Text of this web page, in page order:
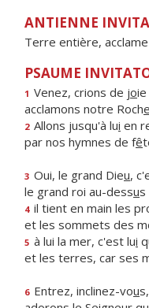
ANTIENNE
Terre entière,
PSAUME
1 Venez, crions de jo
acclamons notre Roche
2 Allons jusqu'à lui en
par nos hymnes de fê
3 Oui, le grand Dieu,
le grand roi au-dessus
4 il tient en main les
et les sommets des
5 à lui la mer, c'est lui
et les terres, car ses
6 Entrez, inclinez-vou